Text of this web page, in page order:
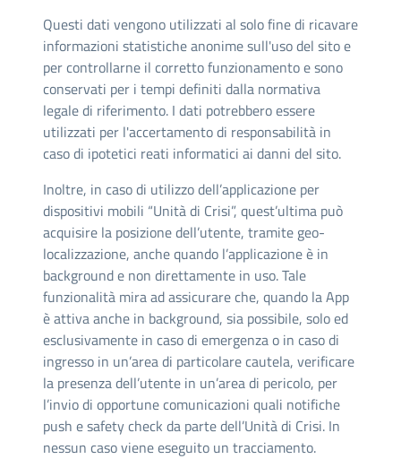
Questi dati vengono utilizzati al solo fine di ricavare
informazioni statistiche anonime sull'uso del sito e
per controllarne il corretto funzionamento e sono
conservati per i tempi definiti dalla normativa
legale di riferimento. I dati potrebbero essere
utilizzati per l'accertamento di responsabilità in
caso di ipotetici reati informatici ai danni del sito.
Inoltre, in caso di utilizzo dell’applicazione per
dispositivi mobili “Unità di Crisi”, quest’ultima può
acquisire la posizione dell’utente, tramite geo-
localizzazione, anche quando l’applicazione è in
background e non direttamente in uso. Tale
funzionalità mira ad assicurare che, quando la App
è attiva anche in background, sia possibile, solo ed
esclusivamente in caso di emergenza o in caso di
ingresso in un’area di particolare cautela, verificare
la presenza dell’utente in un’area di pericolo, per
l’invio di opportune comunicazioni quali notifiche
push e safety check da parte dell’Unità di Crisi. In
nessun caso viene eseguito un tracciamento.